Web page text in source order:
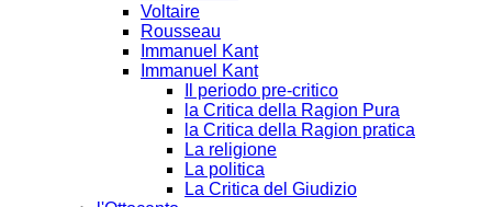
Voltaire
Rousseau
Immanuel Kant
Immanuel Kant
Il periodo pre-critico
la Critica della Ragion Pura
la Critica della Ragion pratica
La religione
La politica
La Critica del Giudizio